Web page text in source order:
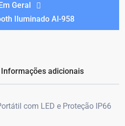
Geral
Iluminado Al-958
Informações adicionais
com LED e Proteção IP66